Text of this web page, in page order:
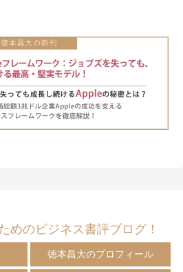
めのビジネス書評ブログ！
徳本昌大のプロフィール